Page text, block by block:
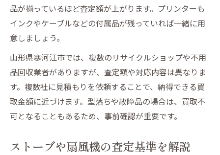
品が揃っているほど査定額が上がります。プリンターも
インクやケーブルなどの付属品が残っていれば一緒に用
意しましょう。
山形県寒河江市では、複数のリサイクルショップや不用
品回収業者がありますが、査定額や対応内容は異なりま
す。複数社に見積もりを依頼することで、納得できる買
取金額に近づけます。型落ちや故障品の場合は、買取不
可となることもあるため、事前確認が重要です。
ストーブや扇風機の査定基準を解説